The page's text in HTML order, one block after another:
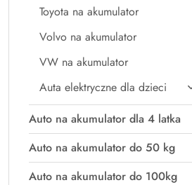
Toyota na akumulator
Volvo na akumulator
VW na akumulator
Auta elektryczne dla dzieci
Auto na akumulator dla 4 latka
Auto na akumulator do 50 kg
Auto na akumulator do 100kg